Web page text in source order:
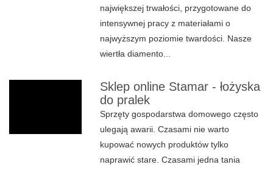
największej trwałości, przygotowane do
intensywnej pracy z materiałami o
najwyższym poziomie twardości. Nasze
wiertła diamento...
Sklep online Stamar - łożyska
do pralek
Sprzęty gospodarstwa domowego często
ulegają awarii. Czasami nie warto
kupować nowych produktów tylko
naprawić stare. Czasami jedna tania